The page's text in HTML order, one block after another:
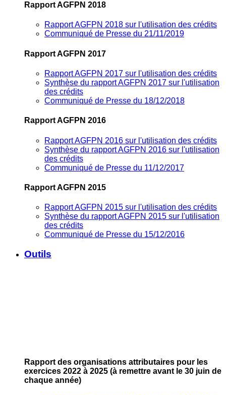
Rapport AGFPN 2018
Rapport AGFPN 2018 sur l'utilisation des crédits
Communiqué de Presse du 21/11/2019
Rapport AGFPN 2017
Rapport AGFPN 2017 sur l'utilisation des crédits
Synthèse du rapport AGFPN 2017 sur l'utilisation
des crédits
Communiqué de Presse du 18/12/2018
Rapport AGFPN 2016
Rapport AGFPN 2016 sur l'utilisation des crédits
Synthèse du rapport AGFPN 2016 sur l'utilisation
des crédits
Communiqué de Presse du 11/12/2017
Rapport AGFPN 2015
Rapport AGFPN 2015 sur l'utilisation des crédits
Synthèse du rapport AGFPN 2015 sur l'utilisation
des crédits
Communiqué de Presse du 15/12/2016
Outils
Rapport des organisations attributaires pour les
exercices 2022 à 2025 (à remettre avant le 30 juin de
chaque année)